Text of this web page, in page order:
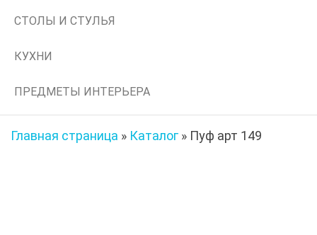
СТОЛЫ И СТУЛЬЯ
КУХНИ
ПРЕДМЕТЫ ИНТЕРЬЕРА
Главная страница » Каталог » Пуф арт 149